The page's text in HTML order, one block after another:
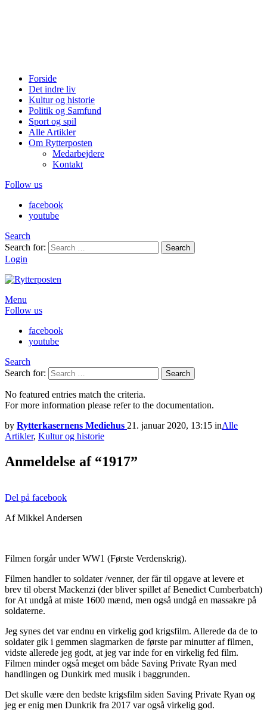
Forside
Det indre liv
Kultur og historie
Politik og Samfund
Sport og spil
Alle Artikler
Om Rytterposten
Medarbejdere
Kontakt
Follow us
facebook
youtube
Search
Search for:
Search
Login
Menu
Follow us
facebook
youtube
Search
Search for:
Search
No featured entries match the criteria.
For more information please refer to the documentation.
by Rytterkasernens Mediehus 21. januar 2020, 13:15 inAlle
Artikler, Kultur og historie
Anmeldelse af “1917”
Del på facebook
Af Mikkel Andersen
Filmen forgår under WW1 (Første Verdenskrig).
Filmen handler to soldater /venner, der får til opgave at levere et
brev til oberst Mackenzi (der bliver spillet af Benedict Cumberbatch)
for At undgå at miste 1600 mænd, men også undgå en massakre på
soldaterne.
Jeg synes det var endnu en virkelig god krigsfilm. Allerede da de to
soldater gik i gemmen slagmarken de første par minutter af filmen,
vidste allerede jeg godt, at jeg var inde for en virkelig fed film.
Filmen minder også meget om både Saving Private Ryan med
handlingen og Dunkirk med musik i baggrunden.
Det skulle være den bedste krigsfilm siden Saving Private Ryan og
jeg er enig men Dunkrik fra 2017 var også virkelig god.